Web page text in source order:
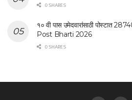
0 SHARES
१० वी पास उमेदवारांसाठी पोस्टात
Post Bharti 2026
0 SHARES